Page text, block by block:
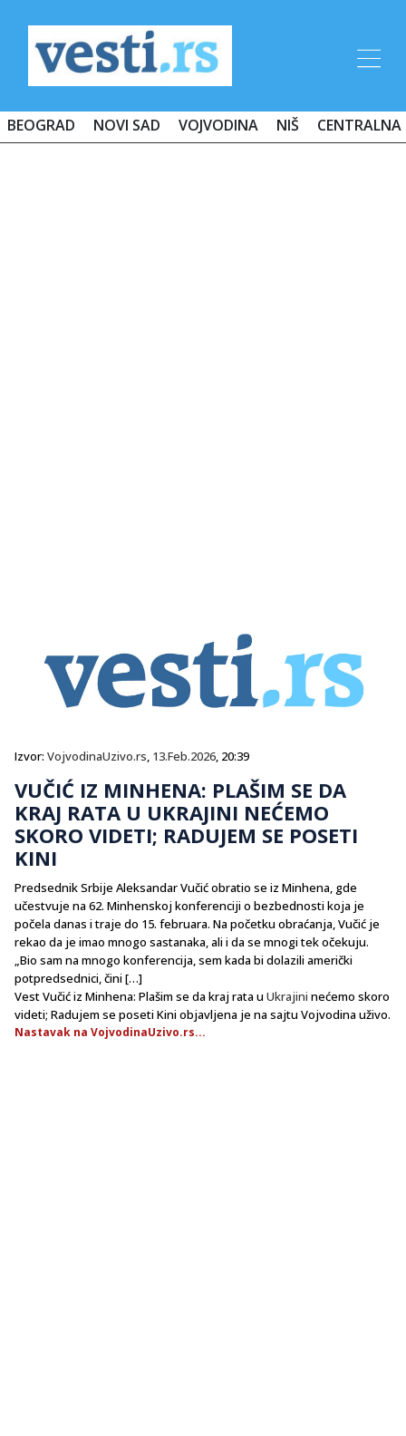
BEOGRAD NOVI SAD VOJVODINA NIŠ CENTRALNA
Izvor: VojvodinaUzivo.rs, 13.Feb.2026, 20:39
VUČIĆ IZ MINHENA: PLAŠIM SE DA
KRAJ RATA U UKRAJINI NEĆEMO
SKORO VIDETI; RADUJEM SE POSETI
KINI
Predsednik Srbije Aleksandar Vučić obratio se iz Minhena, gde
učestvuje na 62. Minhenskoj konferenciji o bezbednosti koja je
počela danas i traje do 15. februara. Na početku obraćanja, Vučić je
rekao da je imao mnogo sastanaka, ali i da se mnogi tek očekuju.
„Bio sam na mnogo konferencija, sem kada bi dolazili američki
potpredsednici, čini […]
Vest Vučić iz Minhena: Plašim se da kraj rata u Ukrajini nećemo skoro
videti; Radujem se poseti Kini objavljena je na sajtu Vojvodina uživo.
Nastavak na VojvodinaUzivo.rs...